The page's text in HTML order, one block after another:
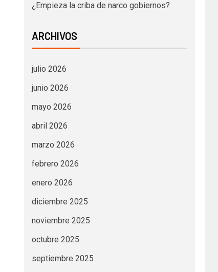
¿Empieza la criba de narco gobiernos?
ARCHIVOS
julio 2026
junio 2026
mayo 2026
abril 2026
marzo 2026
febrero 2026
enero 2026
diciembre 2025
noviembre 2025
octubre 2025
septiembre 2025